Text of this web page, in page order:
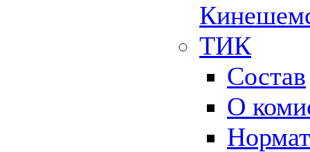
ТИК
Состав
О